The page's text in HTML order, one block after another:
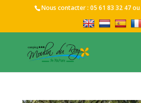
Nous contacter : 05 61 83 32 47ou